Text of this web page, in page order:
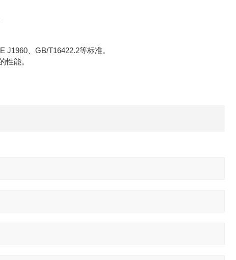
、GB/T16422.2等标准。
能。